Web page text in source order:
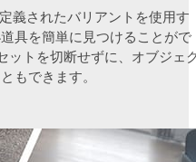
義されたバリアントを使用す
具を簡単に見つけることがで
ットを切断せずに、オブジェ
もできます。